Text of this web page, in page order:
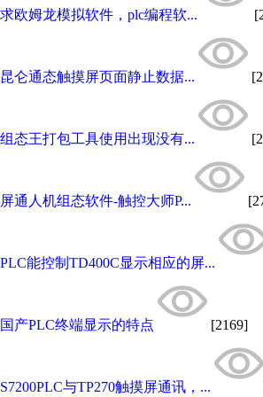
求欧姆龙模拟软件，plc编程软...
昆仑通态触摸屏页面静止数据...
组态王打包工具使用出现没有...
屏通人机组态软件-触控大师P...
PLC能控制TD400C显示相应的屏...
国产PLC终端显示的特点 [2169]
S7200PLC与TP270触摸屏通讯，...